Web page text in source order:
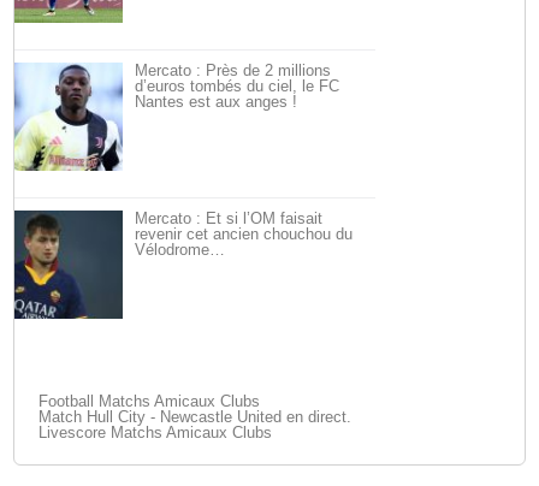
Mercato : Près de 2 millions
d’euros tombés du ciel, le FC
Nantes est aux anges !
Mercato : Et si l’OM faisait
revenir cet ancien chouchou du
Vélodrome…
Football Matchs Amicaux Clubs
Match Hull City - Newcastle United en direct.
Livescore Matchs Amicaux Clubs